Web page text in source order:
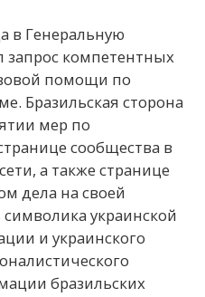
в Генеральную
запрос компетентных
помощи по
Бразильская сторона
мер по
сообщества в
а также странице
дела на своей
украинской
и украинского
бразильских